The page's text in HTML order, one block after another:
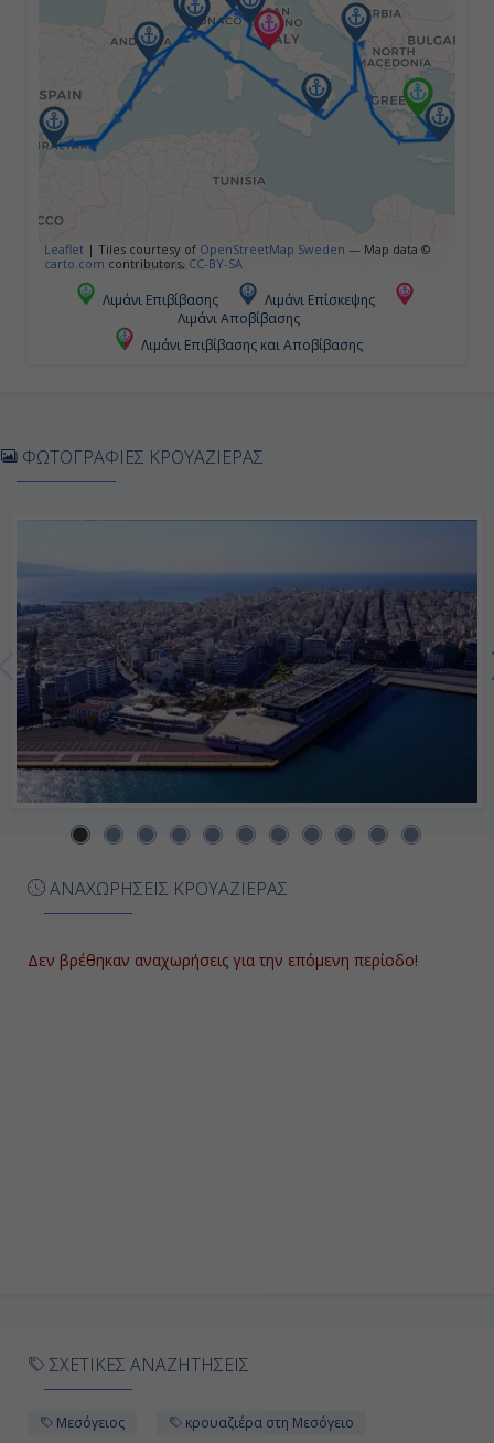
Κότορ, Μαυροβούνιο
07:00
15:00
Μεσσίνα (Σικελία), Ιταλία
12:00
Ημέρα 7η
Τουλόν, Γαλλία
Ημέρα 8η
22:00
Leaflet | Tiles courtesy of OpenStreetMap Sweden — Map data ©
carto.com contributors, CC-BY-SA
Λιμάνι Επιβίβασης
Λιμάνι Επίσκεψης
Λιμάνι Αποβίβασης
Λιμάνι Επιβίβασης και Αποβίβασης
ΑΝΑΧΩΡΗΣΕΙΣ ΚΡΟΥΑΖΙΕΡΑΣ
Δεν βρέθηκαν αναχωρήσεις για την επόμενη περίοδο!
ΦΩΤΟΓΡΑΦΙΕΣ ΚΡΟΥΑΖΙΕΡΑΣ
ΣΧΕΤΙΚΕΣ ΑΝΑΖΗΤΗΣΕΙΣ
Μεσόγειος
κρουαζιέρα στη Μεσόγειο